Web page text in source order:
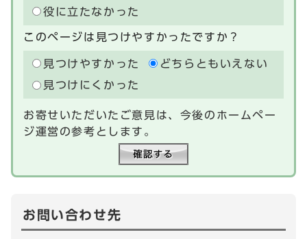
役に立たなかった
このページは見つけやすかったですか？
見つけやすかった
どちらともいえない
見つけにくかった
お寄せいただいたご意見は、今後のホームペー
ジ運営の参考とします。
お問い合わせ先